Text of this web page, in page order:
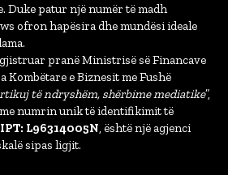
Duke patur një numër të madh
ofron hapësira dhe mundësi ideale
pranë Ministrisë së Financave
Kombëtare e Biznesit me Fushë
të ndryshëm, shërbime mediatike”,
numrin unik të identifikimit të
L96314005N, është një agjenci
sipas ligjit.